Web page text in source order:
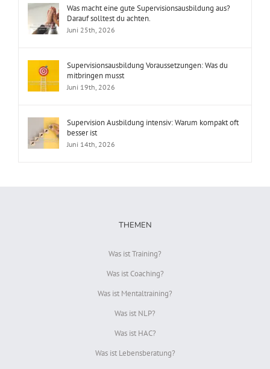
Was macht eine gute Supervisionsausbildung aus?
Darauf solltest du achten.
Juni 25th, 2026
Supervisionsausbildung Voraussetzungen: Was du
mitbringen musst
Juni 19th, 2026
Supervision Ausbildung intensiv: Warum kompakt oft
besser ist
Juni 14th, 2026
THEMEN
Was ist Training?
Was ist Coaching?
Was ist Mentaltraining?
Was ist NLP?
Was ist HAC?
Was ist Lebensberatung?